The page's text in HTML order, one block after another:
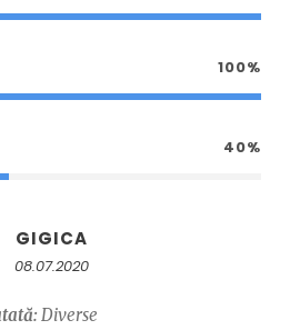
100%
40%
GIGICA
08.07.2020
Diverse